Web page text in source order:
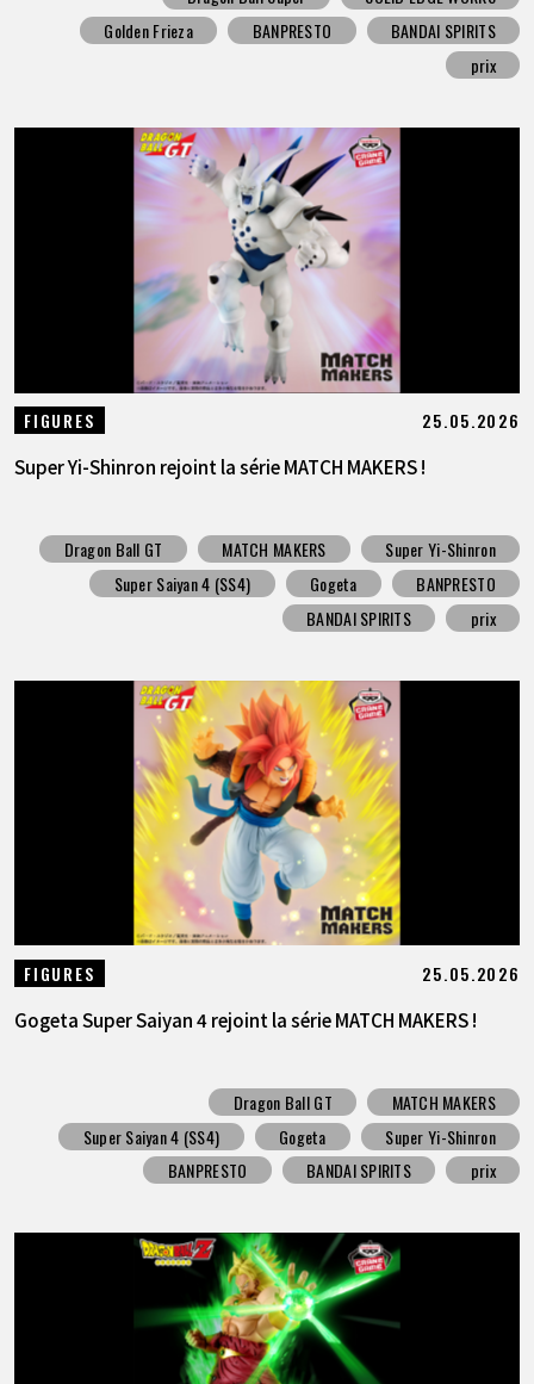
Golden Frieza
BANPRESTO
BANDAI SPIRITS
prix
FIGURES 25.05.2026
Super Yi-Shinron rejoint la série MATCH MAKERS !
Dragon Ball GT MATCH MAKERS
Super Yi-Shinron
Super Saiyan 4 (SS4)
Gogeta
BANPRESTO
BANDAI SPIRITS
prix
FIGURES 25.05.2026
Gogeta Super Saiyan 4 rejoint la série MATCH MAKERS !
Dragon Ball GT
MATCH MAKERS
Super Saiyan 4 (SS4)
Gogeta
Super Yi-Shinron
BANPRESTO
BANDAI SPIRITS prix